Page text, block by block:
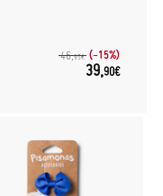
46,95€ (-15%)
39,90€